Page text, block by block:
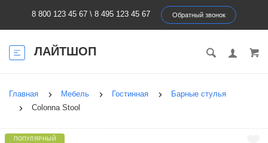
8 800 123 45 67 \ 8 495 123 45 67 Обратный звонок
ЛАЙТШОП
Главная Мебель Гостинная
Барные стулья
Colonna Stool
ПОПУЛЯРНЫЙ